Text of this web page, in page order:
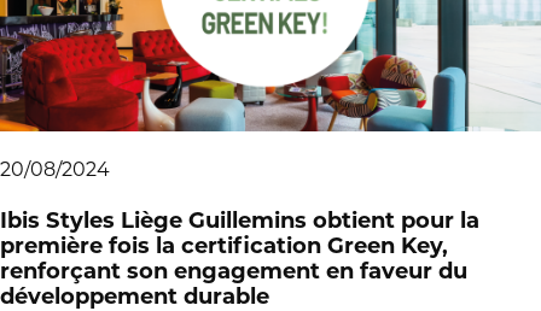
20/08/2024
Ibis Styles Liège Guillemins obtient pour la
première fois la certification Green Key,
renforçant son engagement en faveur du
développement durable